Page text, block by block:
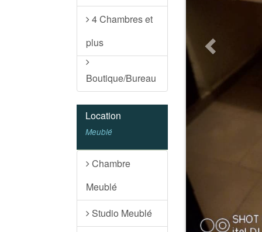
4 Chambres et
plus
Boutique/Bureau
Location
Meublé
Chambre
Meublé
Studio Meublé